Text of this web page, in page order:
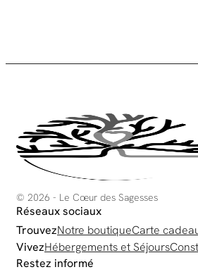
© 2026 - Le Cœur des Sagesses
Réseaux sociaux
TrouvezNotre boutiqueCarte
VivezHébergements et Séjours
Restez informé